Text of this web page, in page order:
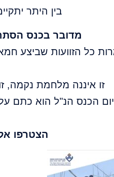
בין היתר
מדובר בכנס
כל הזוועות שביצע
זו איננה מלחמת נקמה,
הכנס הנ"ל הוא כתם
הצטרפו